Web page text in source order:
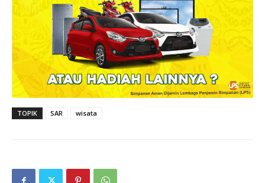
TOPIK SAR wisata